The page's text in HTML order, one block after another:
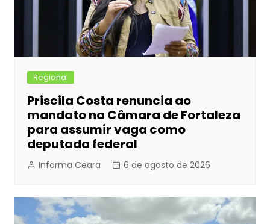
Regional
Priscila Costa renuncia ao
mandato na Câmara de Fortaleza
para assumir vaga como
deputada federal
Informa Ceara 6 de agosto de 2026